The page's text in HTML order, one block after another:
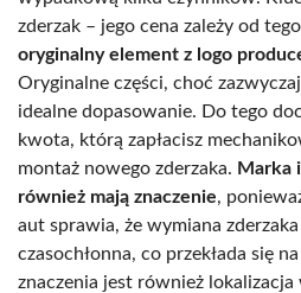
zderzak – jego cena zależy od
oryginalny element z logo
Oryginalne części, choć
idealne dopasowanie. Do tego
kwota, którą zapłacisz
montaż nowego zderzaka. Marka
również mają znaczenie,
aut sprawia, że wymiana
czasochłonna, co przekłada się
znaczenia jest również lokalizacja